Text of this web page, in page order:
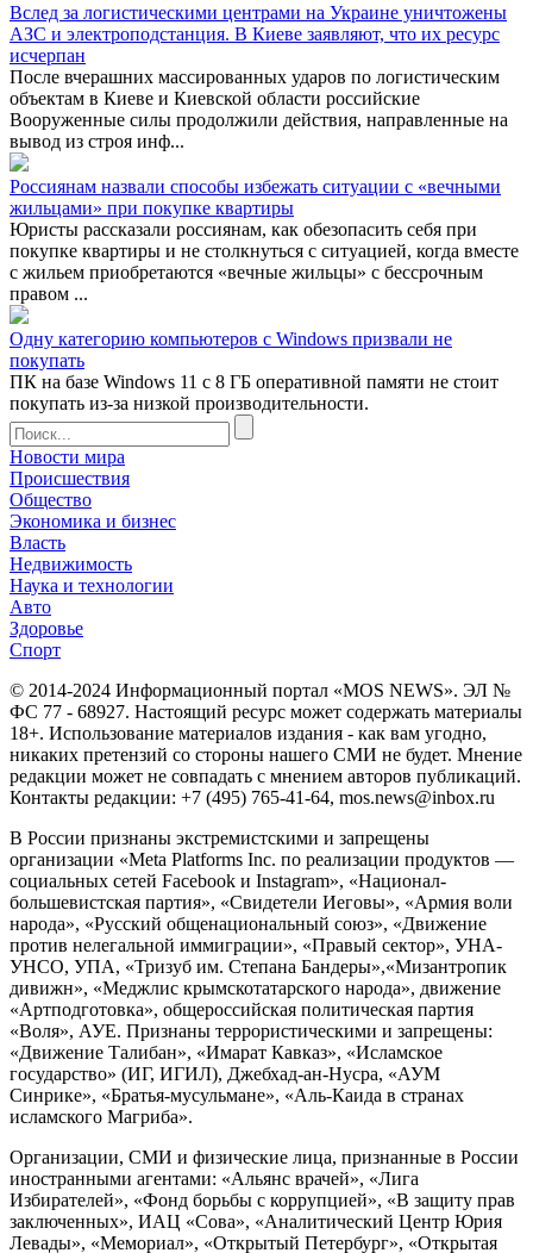
Вслед за логистическими центрами на Украине уничтожены
АЗС и электроподстанция. В Киеве заявляют, что их ресурс
исчерпан
После вчерашних массированных ударов по логистическим
объектам в Киеве и Киевской области российские
Вооруженные силы продолжили действия, направленные на
вывод из строя инф...
Россиянам назвали способы избежать ситуации с «вечными
жильцами» при покупке квартиры
Юристы рассказали россиянам, как обезопасить себя при
покупке квартиры и не столкнуться с ситуацией, когда вместе
с жильем приобретаются «вечные жильцы» с бессрочным
правом ...
Одну категорию компьютеров с Windows призвали не
покупать
ПК на базе Windows 11 с 8 ГБ оперативной памяти не стоит
покупать из-за низкой производительности.
Новости мира
Происшествия
Общество
Экономика и бизнес
Власть
Недвижимость
Наука и технологии
Авто
Здоровье
Спорт
© 2014-2024 Информационный портал «MOS NEWS». ЭЛ №
ФС 77 - 68927. Настоящий ресурс может содержать материалы
18+. Использование материалов издания - как вам угодно,
никаких претензий со стороны нашего СМИ не будет. Мнение
редакции может не совпадать с мнением авторов публикаций.
Контакты редакции: +7 (495) 765-41-64, mos.news@inbox.ru
В России признаны экстремистскими и запрещены
организации «Meta Platforms Inc. по реализации продуктов —
социальных сетей Facebook и Instagram», «Национал-
большевистская партия», «Свидетели Иеговы», «Армия воли
народа», «Русский общенациональный союз», «Движение
против нелегальной иммиграции», «Правый сектор», УНА-
УНСО, УПА, «Тризуб им. Степана Бандеры»,«Мизантропик
дивижн», «Меджлис крымскотатарского народа», движение
«Артподготовка», общероссийская политическая партия
«Воля», АУЕ. Признаны террористическими и запрещены:
«Движение Талибан», «Имарат Кавказ», «Исламское
государство» (ИГ, ИГИЛ), Джебхад-ан-Нусра, «АУМ
Синрике», «Братья-мусульмане», «Аль-Каида в странах
исламского Магриба».
Организации, СМИ и физические лица, признанные в России
иностранными агентами: «Альянс врачей», «Лига
Избирателей», «Фонд борьбы с коррупцией», «В защиту прав
заключенных», ИАЦ «Сова», «Аналитический Центр Юрия
Левады», «Мемориал», «Открытый Петербург», «Открытая